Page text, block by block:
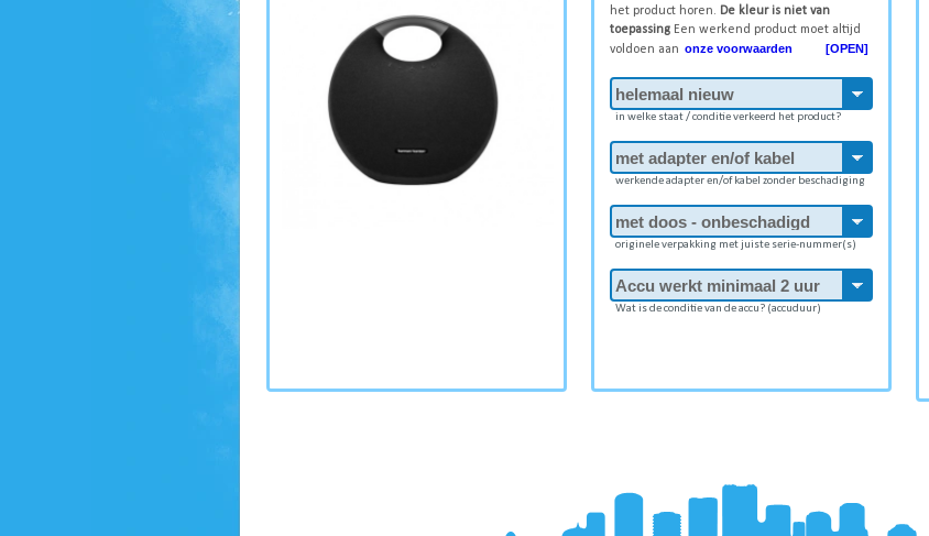
het product horen. De kleur is niet van
toepassing Een werkend product moet altijd
voldoen aan onze voorwaarden [OPEN]
in welke staat / conditie verkeerd het product?
werkende adapter en/of kabel zonder beschadiging
originele verpakking met juiste serie-nummer(s)
Wat is de conditie van de accu? (accuduur)